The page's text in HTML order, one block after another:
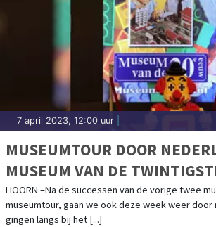
7 april 2023, 12:00 uur
MUSEUMTOUR DOOR
MUSEUM VAN DE
HOORN –Na de successen van de vorige twee
museumtour, gaan we ook deze week weer door
gingen langs bij het [...]